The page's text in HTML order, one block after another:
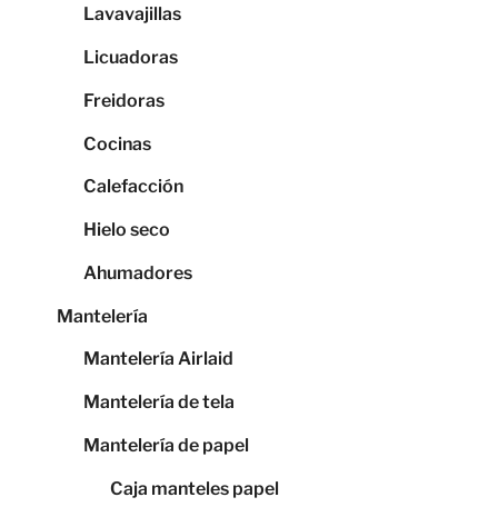
Lavavajillas
Licuadoras
Freidoras
Cocinas
Calefacción
Hielo seco
Ahumadores
Mantelería
Mantelería Airlaid
Mantelería de tela
Mantelería de papel
Caja manteles papel